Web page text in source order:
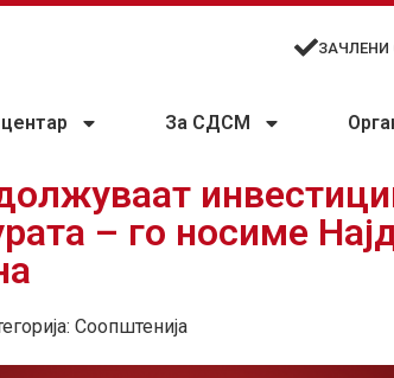
ЗАЧЛЕНИ
За СДСМ
– го носиме
Соопштенија